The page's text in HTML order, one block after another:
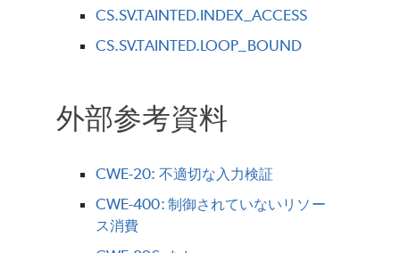
CS.SV.TAINTED.INDEX_ACCESS
CS.SV.TAINTED.LOOP_BOUND
外部参考資料
CWE-20: 不適切な入力検証
CWE-400: 制御されていないリソー
ス消費